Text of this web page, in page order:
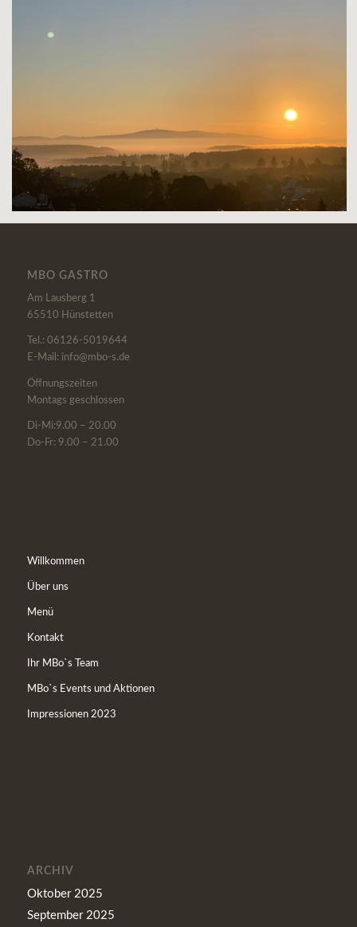
MBO GASTRO
Am Lausberg 1
65510 Hünstetten
Tel.: 06126-5019644
E-Mail: info@mbo-s.de
Öffnungszeiten
Montags geschlossen
Di-Mi:9.00 – 20.00
Do-Fr: 9.00 – 21.00
Willkommen
Über uns
Menü
Kontakt
Ihr MBo`s Team
MBo`s Events und Aktionen
Impressionen 2023
ARCHIV
Oktober 2025
September 2025